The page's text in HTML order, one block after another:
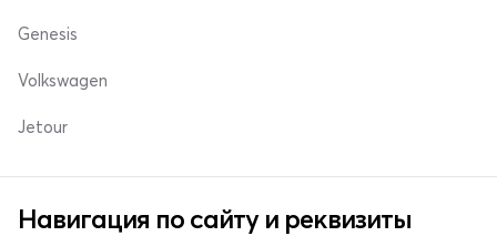
Genesis
Volkswagen
Jetour
Навигация по сайту и реквизиты